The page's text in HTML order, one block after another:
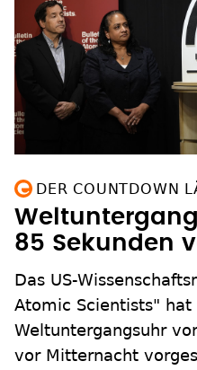
DER COUNTDOWN
85 Sekunden
Das US-
Atomic Scientists"
Weltuntergangsuhr
vor Mitternacht